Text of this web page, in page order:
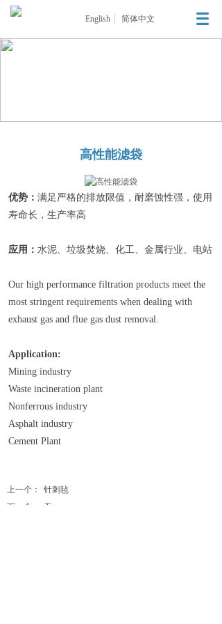
高性能滤袋
优势： 满足严格的排放限值，耐磨蚀性强，使用
寿命长，生产率高
应用： 水泥、垃圾焚烧、化工、金属行业、电站
Our high performance filtration products meet the
most stringent requirements when dealing with
exhaust gas and flue gas dust removal.
Application:
Mining industry
Waste incineration plant
Nonferrous industry
Asphalt industry
Cement Plant
上一个：
针刺毡
下一个：
无
English 简体中文